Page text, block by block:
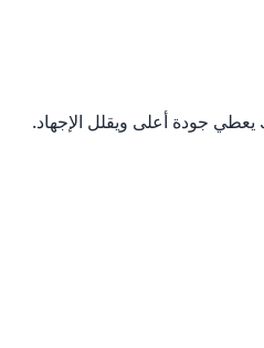
جودة أعلى ويقلل الإجهاد.